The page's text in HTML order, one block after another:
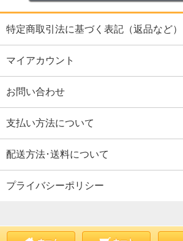
特定商取引法に基づく表記（返品など）
マイアカウント
お問い合わせ
支払い方法について
配送方法･送料について
プライバシーポリシー